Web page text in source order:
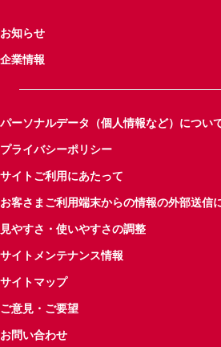
お知らせ
企業情報
パーソナルデータ（個人情報など）につい
プライバシーポリシー
サイトご利用にあたって
お客さまご利用端末からの情報の外部送信
見やすさ・使いやすさの調整
サイトメンテナンス情報
サイトマップ
ご意見・ご要望
お問い合わせ